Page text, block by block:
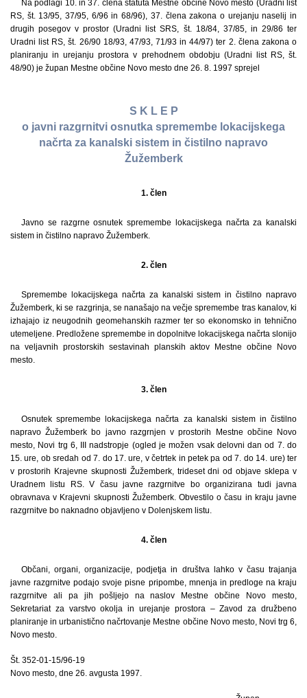
Na podlagi 10. in 37. člena statuta Mestne občine Novo mesto (Uradni list
RS, št. 13/95, 37/95, 6/96 in 68/96), 37. člena zakona o urejanju naselij in
drugih posegov v prostor (Uradni list SRS, št. 18/84, 37/85, in 29/86 ter
Uradni list RS, št. 26/90 18/93, 47/93, 71/93 in 44/97) ter 2. člena zakona o
planiranju in urejanju prostora v prehodnem obdobju (Uradni list RS, št.
48/90) je župan Mestne občine Novo mesto dne 26. 8. 1997 sprejel
S K L E P
o javni razgrnitvi osnutka spremembe lokacijskega
načrta za kanalski sistem in čistilno napravo
Žužemberk
1. člen
Javno se razgrne osnutek spremembe lokacijskega načrta za kanalski
sistem in čistilno napravo Žužemberk.
2. člen
Spremembe lokacijskega načrta za kanalski sistem in čistilno napravo
Žužemberk, ki se razgrinja, se nanašajo na večje spremembe tras kanalov, ki
izhajajo iz neugodnih geomehanskih razmer ter so ekonomsko in tehnično
utemeljene. Predložene spremembe in dopolnitve lokacijskega načrta slonijo
na veljavnih prostorskih sestavinah planskih aktov Mestne občine Novo
mesto.
3. člen
Osnutek spremembe lokacijskega načrta za kanalski sistem in čistilno
napravo Žužemberk bo javno razgrnjen v prostorih Mestne občine Novo
mesto, Novi trg 6, III nadstropje (ogled je možen vsak delovni dan od 7. do
15. ure, ob sredah od 7. do 17. ure, v četrtek in petek pa od 7. do 14. ure) ter
v prostorih Krajevne skupnosti Žužemberk, trideset dni od objave sklepa v
Uradnem listu RS. V času javne razgrnitve bo organizirana tudi javna
obravnava v Krajevni skupnosti Žužemberk. Obvestilo o času in kraju javne
razgrnitve bo naknadno objavljeno v Dolenjskem listu.
4. člen
Občani, organi, organizacije, podjetja in društva lahko v času trajanja
javne razgrnitve podajo svoje pisne pripombe, mnenja in predloge na kraju
razgrnitve ali pa jih pošljejo na naslov Mestne občine Novo mesto,
Sekretariat za varstvo okolja in urejanje prostora – Zavod za družbeno
planiranje in urbanistično načrtovanje Mestne občine Novo mesto, Novi trg 6,
Novo mesto.
Št. 352-01-15/96-19
Novo mesto, dne 26. avgusta 1997.